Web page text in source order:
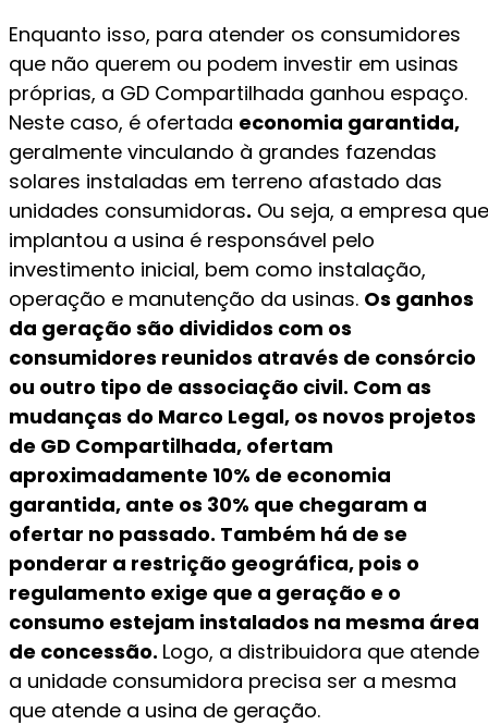
Enquanto isso, para atender os consumidores
que não querem ou podem investir em usinas
próprias, a GD Compartilhada ganhou espaço.
Neste caso, é ofertada economia garantida,
geralmente vinculando à grandes fazendas
solares instaladas em terreno afastado das
unidades consumidoras. Ou seja, a empresa que
implantou a usina é responsável pelo
investimento inicial, bem como instalação,
operação e manutenção da usinas. Os ganhos
da geração são divididos com os
consumidores reunidos através de consórcio
ou outro tipo de associação civil. Com as
mudanças do Marco Legal, os novos projetos
de GD Compartilhada, ofertam
aproximadamente 10% de economia
garantida, ante os 30% que chegaram a
ofertar no passado. Também há de se
ponderar a restrição geográfica, pois o
regulamento exige que a geração e o
consumo estejam instalados na mesma área
de concessão. Logo, a distribuidora que atende
a unidade consumidora precisa ser a mesma
que atende a usina de geração.